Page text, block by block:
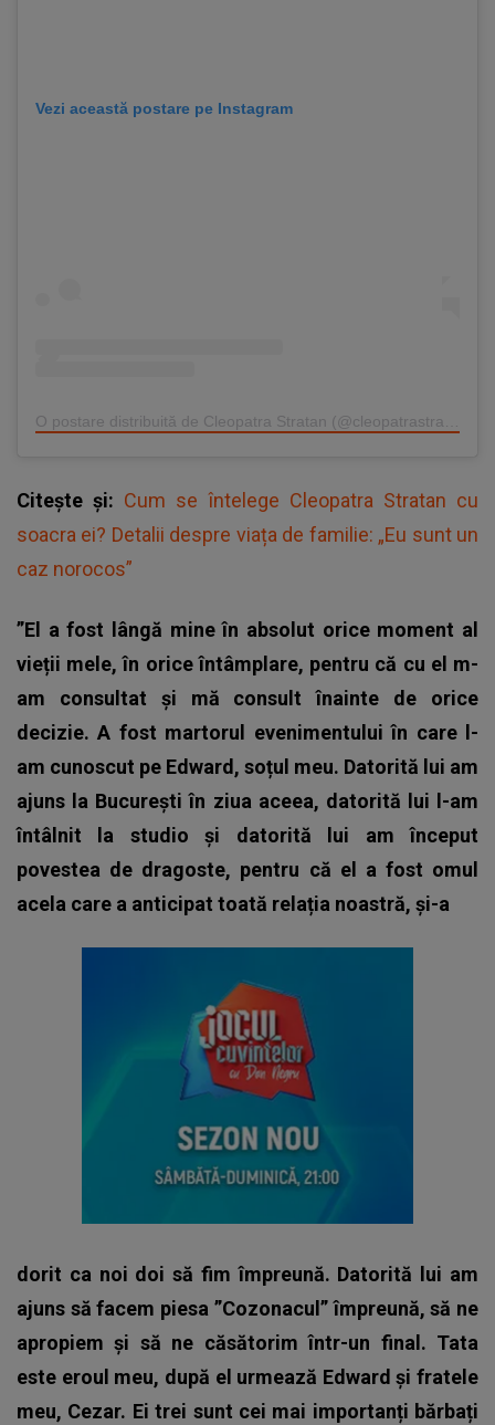
Vezi această postare pe Instagram
O postare distribuită de Cleopatra Stratan (@cleopatrastratan)
Citește și: Cum se întelege Cleopatra Stratan cu
soacra ei? Detalii despre viața de familie: „Eu sunt un
caz norocos”
”El a fost lângă mine în absolut orice moment al
vieții mele, în orice întâmplare, pentru că cu el m-
am consultat și mă consult înainte de orice
decizie. A fost martorul evenimentului în care l-
am cunoscut pe Edward, soțul meu. Datorită lui am
ajuns la București în ziua aceea, datorită lui l-am
întâlnit la studio și datorită lui am început
povestea de dragoste, pentru că el a fost omul
acela care a anticipat toată relația noastră, și-a
dorit ca noi doi să fim împreună. Datorită lui am
ajuns să facem piesa ”Cozonacul” împreună, să ne
apropiem și să ne căsătorim într-un final. Tata
este eroul meu, după el urmează Edward și fratele
meu, Cezar. Ei trei sunt cei mai importanți bărbați